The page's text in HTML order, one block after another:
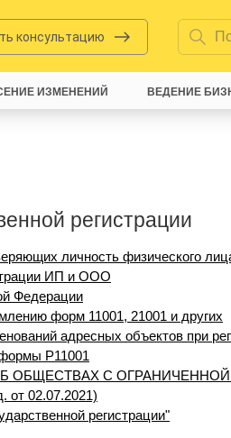
консультацию
регистрации
личность физического
ИП и ООО
Федерации
форм 11001, 21001 и других
адресных объектов при
Р11001
ОБЩЕСТВАХ С
от 02.07.2021)
регистрации"
ИЗМЕНЕНИЙ ВЕДЕНИЕ